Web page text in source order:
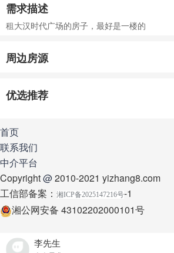
需求描述
租大汉时代广场的房子，最好是一楼的
李先生
周边房源
优选推荐
首页
联系我们
中介平台
Copyright@2010-2021 yizhang8.com
工信部备案： 湘ICP备2025147216号-1
湘公网安备 43102202000101号